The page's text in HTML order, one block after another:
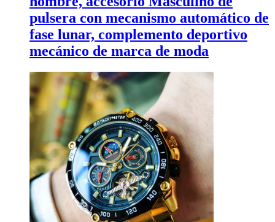
pulsera con mecanismo automático de
fase lunar, complemento deportivo
mecánico de marca de moda